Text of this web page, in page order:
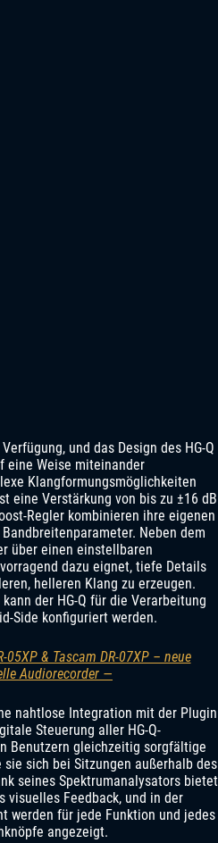
und das Design des HG-Q
eine Weise miteinander
Klangformungsmöglichkeiten
eine Verstärkung von bis zu ±16 dB
Regler kombinieren ihre eigenen
Neben dem
über einen einstellbaren
dazu eignet, tiefe Details
helleren Klang zu erzeugen.
der HG-Q für die Verarbeitung
Side konfiguriert werden.
05XP & Tascam DR-07XP – neue
Audiorecorder —
nahtlose Integration mit der Plugin
Steuerung aller HG-Q-
Benutzern gleichzeitig sorgfältige
sich bei Sitzungen außerhalb des
seines Spektrumanalysators bietet
visuelles Feedback, und in der
werden für jede Funktion und jedes
angezeigt.